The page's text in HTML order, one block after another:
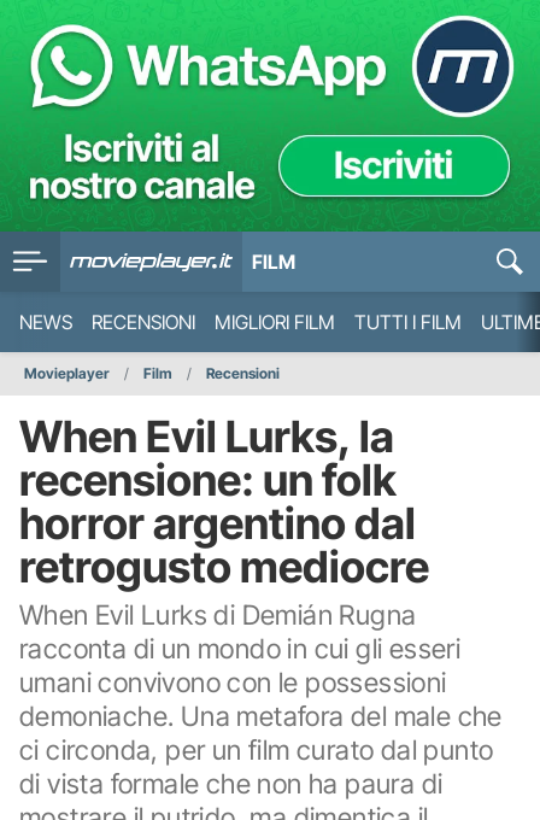
FILM
NEWS RECENSIONI MIGLIORI FILM TUTTI I FILM
Movieplayer Film Recensioni
When Evil Lurks, la
recensione: un folk
horror argentino dal
retrogusto mediocre
When Evil Lurks di Demián Rugna
racconta di un mondo in cui gli esseri
umani convivono con le possessioni
demoniache. Una metafora del male che
ci circonda, per un film curato dal punto
di vista formale che non ha paura di